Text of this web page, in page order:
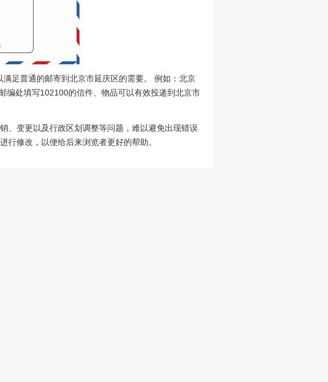
足普通的邮寄到北京市延庆区的需要。 例如：北京
编处填写102100的信件、物品可以有效投递到北京市
、变更以及行政区划调整等问题，难以避免出现错误
修改，以便给后来浏览者更好的帮助。